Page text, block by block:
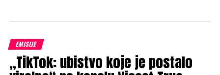
EMISIJE
„TikTok: ubistvo koje je postalo